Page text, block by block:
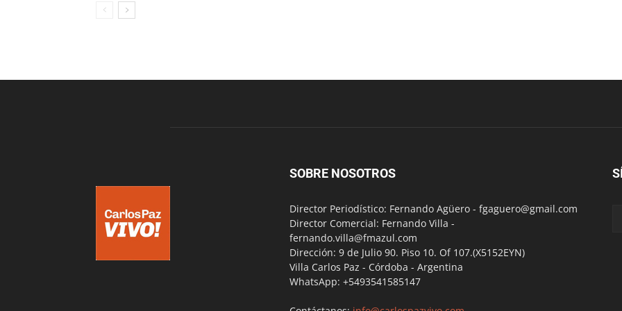
SOBRE NOSOTROS
Director Periodístico: Fernando Agüero - fgaguero@gmail.com
Director Comercial: Fernando Villa -
fernando.villa@fmazul.com
Dirección: 9 de Julio 90. Piso 10. Of 107.(X5152EYN)
Villa Carlos Paz - Córdoba - Argentina
WhatsApp: +5493541585147